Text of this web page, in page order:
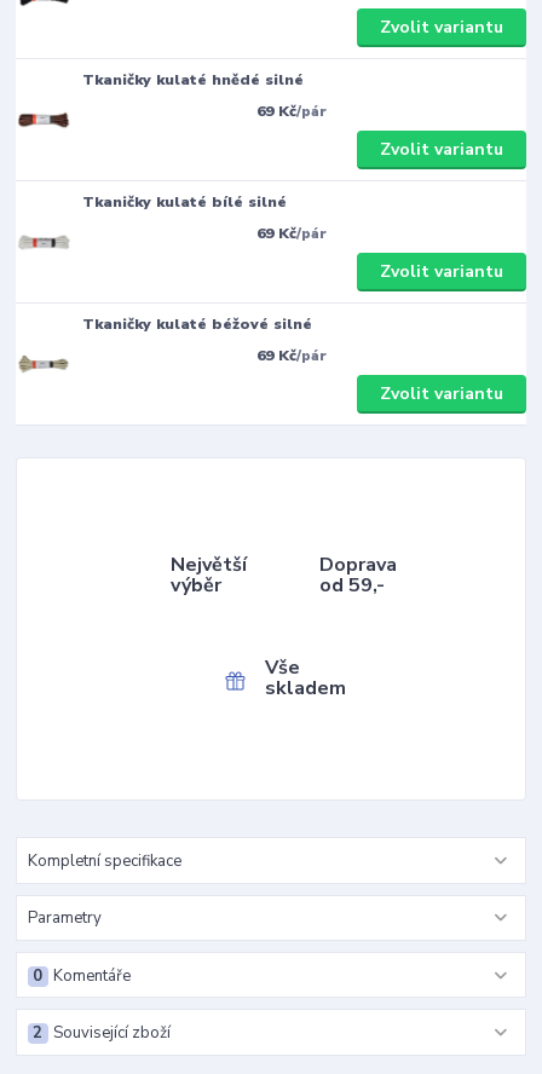
Zvolit variantu
Tkaničky kulaté hnědé silné
69 Kč/pár
Zvolit variantu
Tkaničky kulaté bílé silné
69 Kč/pár
Zvolit variantu
Tkaničky kulaté béžové silné
69 Kč/pár
Zvolit variantu
Největší
výběr
Doprava
od 59,-
Vše
skladem
Kompletní specifikace
Parametry
Komentáře
0
Související zboží
2